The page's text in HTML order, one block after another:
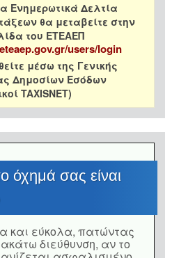
Ενημερωτικά Δελτία
θα μεταβείτε στην
του ΕΤΕΑΕΠ
users/login
μέσω της Γενικής
Δημοσίων Εσόδων
TAXISNET)
όχημά σας είναι
και εύκολα, πατώντας
διεύθυνση, αν το